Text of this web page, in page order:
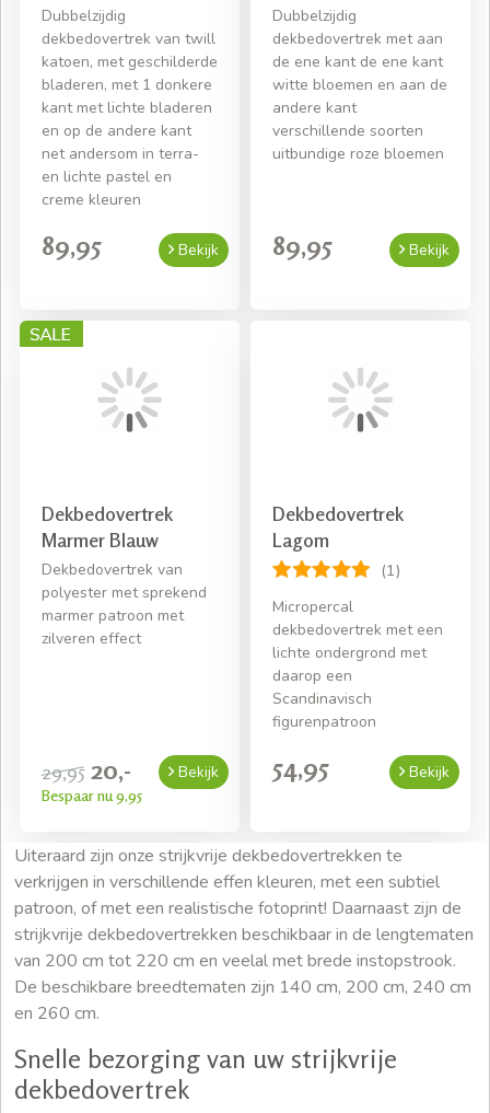
Dubbelzijdig
dekbedovertrek van twill
katoen, met geschilderde
bladeren, met 1 donkere
kant met lichte bladeren
en op de andere kant
net andersom in terra-
en lichte pastel en
creme kleuren
89,95 Bekijk
Dubbelzijdig
dekbedovertrek met aan
de ene kant de ene kant
witte bloemen en aan de
andere kant
verschillende soorten
uitbundige roze bloemen
89,95 Bekijk
Dekbedovertrek
Marmer Blauw
Dekbedovertrek van
polyester met sprekend
marmer patroon met
zilveren effect
29,95 20,-
Bespaar nu 9,95
Bekijk
Dekbedovertrek
Lagom
(1)
Micropercal
dekbedovertrek met een
lichte ondergrond met
daarop een
Scandinavisch
figurenpatroon
54,95 Bekijk
Uiteraard zijn onze strijkvrije dekbedovertrekken te
verkrijgen in verschillende effen kleuren, met een subtiel
patroon, of met een realistische fotoprint! Daarnaast zijn de
strijkvrije dekbedovertrekken beschikbaar in de lengtematen
van 200 cm tot 220 cm en veelal met brede instopstrook.
De beschikbare breedtematen zijn 140 cm, 200 cm, 240 cm
en 260 cm.
Snelle bezorging van uw strijkvrije
dekbedovertrek